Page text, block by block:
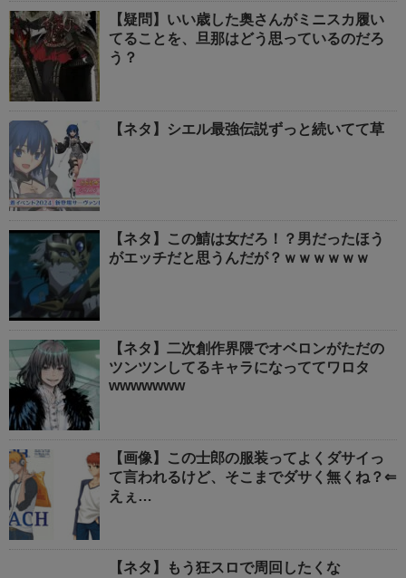
【疑問】いい歳した奥さんがミニスカ履い
てることを、旦那はどう思っているのだろ
う？
【ネタ】シエル最強伝説ずっと続いてて草
【ネタ】この鯖は女だろ！？男だったほう
がエッチだと思うんだが？ｗｗｗｗｗｗ
【ネタ】二次創作界隈でオベロンがただの
ツンツンしてるキャラになっててワロタ
wwwwwww
【画像】この士郎の服装ってよくダサイっ
て言われるけど、そこまでダサく無くね？⇐
えぇ…
【ネタ】もう狂スロで周回したくな